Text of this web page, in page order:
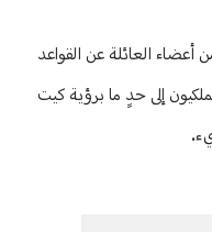
العائلة عن القواعد
إلى حدٍ ما برؤية كيت